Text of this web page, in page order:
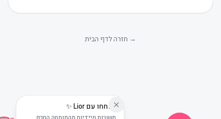
שוחחו עם Lior ✨
חזרה לדף הבית